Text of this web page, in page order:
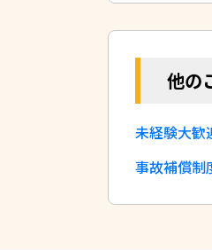
他の
未経験大歓
事故補償制